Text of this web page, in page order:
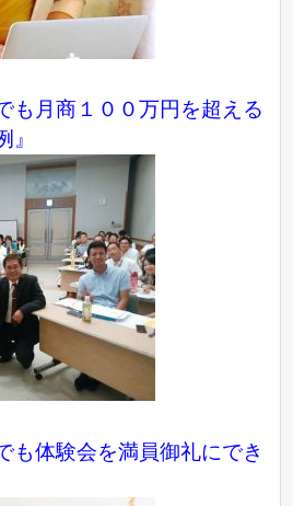
も月商１００万円を超える
』
も体験会を満員御礼にでき